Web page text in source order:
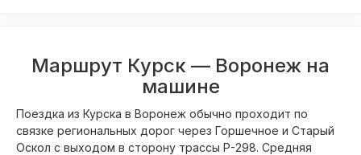
Маршрут Курск — Воронеж на
машине
Поездка из Курска в Воронеж обычно проходит по
связке региональных дорог через Горшечное и Старый
Оскол с выходом в сторону трассы Р-298. Средняя